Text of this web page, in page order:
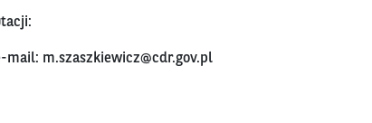
mail: m.szaszkiewicz@cdr.gov.pl